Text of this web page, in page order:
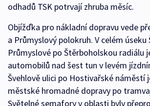
odhadů TSK potrvají zhruba měsíc.
Objížďka pro nákladní dopravu vede
a Průmyslový polokruh. V celém úseku
Průmyslové po Štěrboholskou radiálu
automobilů nad šest tun v levém
Švehlově ulici po Hostivařské náměstí
městské hromadné dopravy po
Světelné semafory v oblasti byly